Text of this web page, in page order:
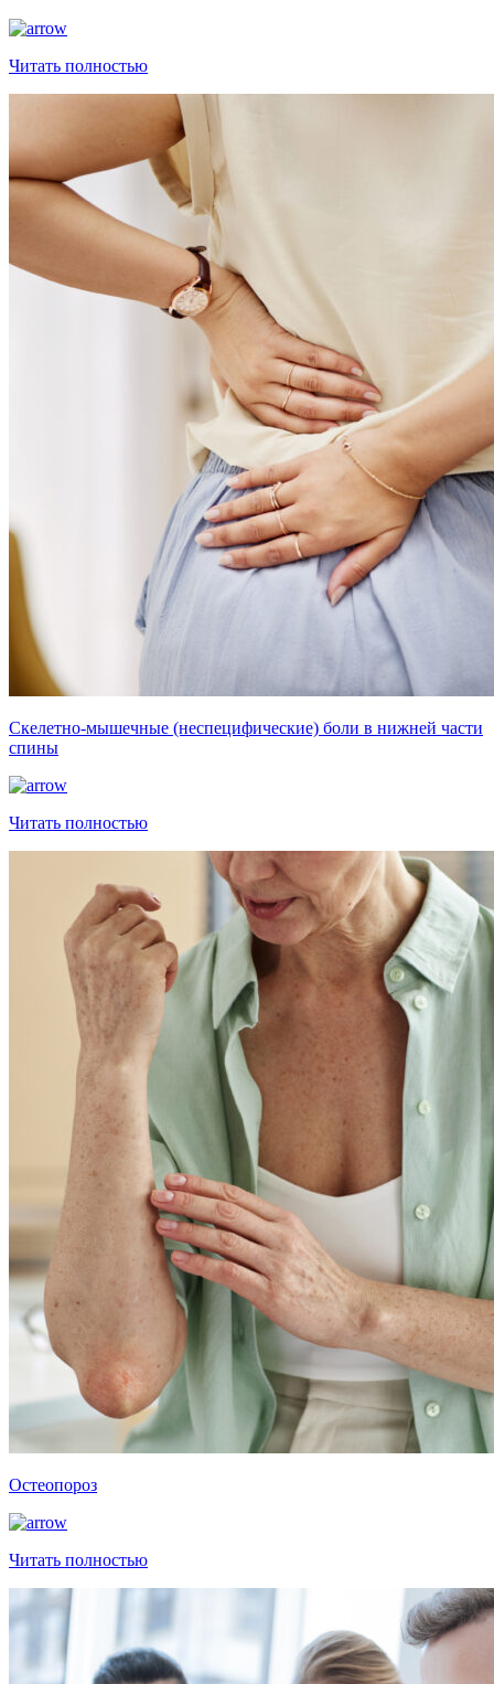
Читать полностью
Скелетно-мышечные (неспецифические) боли в нижней части
спины
Читать полностью
Остеопороз
Читать полностью